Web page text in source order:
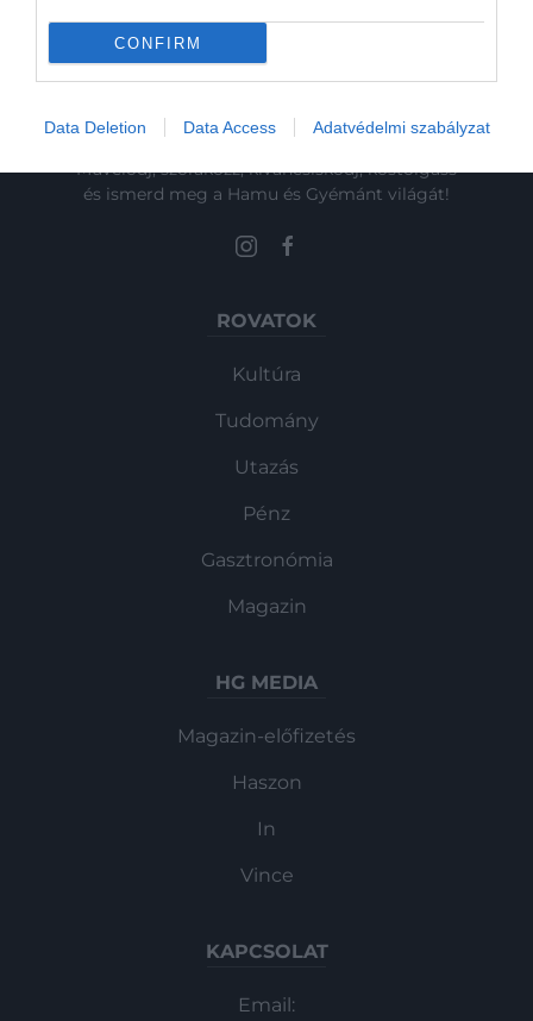
CONFIRM
Data Deletion Data Access Adatvédelmi szabályzat
Művelődj, szórakozz, kíváncsiskodj, kóstolgass
és ismerd meg a Hamu és Gyémánt világát!
ROVATOK
Kultúra
Tudomány
Utazás
Pénz
Gasztronómia
Magazin
HG MEDIA
Magazin-előfizetés
Haszon
In
Vince
KAPCSOLAT
Email: